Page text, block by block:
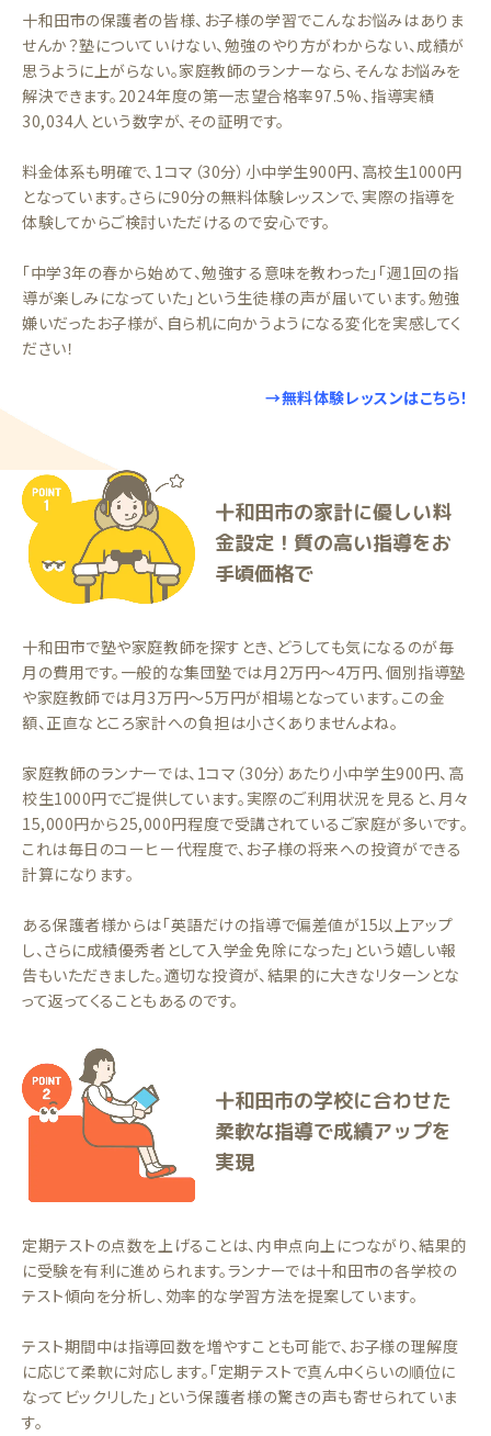
十和田市の保護者の皆様、お子様の学習でこんなお悩みはありま
せんか？塾についていけない、勉強のやり方がわからない、成績が
思うように上がらない。家庭教師のランナーなら、そんなお悩みを
解決できます。2024年度の第一志望合格率97.5%、指導実績
30,034人という数字が、その証明です。
料金体系も明確で、1コマ（30分）小中学生900円、高校生1000円
となっています。さらに90分の無料体験レッスンで、実際の指導を
体験してからご検討いただけるので安心です。
「中学3年の春から始めて、勉強する意味を教わった」「週1回の指
導が楽しみになっていた」という生徒様の声が届いています。勉強
嫌いだったお子様が、自ら机に向かうようになる変化を実感してく
ださい！
→無料体験レッスンはこちら！
十和田市の家計に優しい料
金設定！質の高い指導をお
手頃価格で
十和田市で塾や家庭教師を探すとき、どうしても気になるのが毎
月の費用です。一般的な集団塾では月2万円〜4万円、個別指導塾
や家庭教師では月3万円〜5万円が相場となっています。この金
額、正直なところ家計への負担は小さくありませんよね。
家庭教師のランナーでは、1コマ（30分）あたり小中学生900円、高
校生1000円でご提供しています。実際のご利用状況を見ると、月々
15,000円から25,000円程度で受講されているご家庭が多いです。
これは毎日のコーヒー代程度で、お子様の将来への投資ができる
計算になります。
ある保護者様からは「英語だけの指導で偏差値が15以上アップ
し、さらに成績優秀者として入学金免除になった」という嬉しい報
告もいただきました。適切な投資が、結果的に大きなリターンとな
って返ってくることもあるのです。
十和田市の学校に合わせた
柔軟な指導で成績アップを
実現
定期テストの点数を上げることは、内申点向上につながり、結果的
に受験を有利に進められます。ランナーでは十和田市の各学校の
テスト傾向を分析し、効率的な学習方法を提案しています。
テスト期間中は指導回数を増やすことも可能で、お子様の理解度
に応じて柔軟に対応します。「定期テストで真ん中くらいの順位に
なってビックリした」という保護者様の驚きの声も寄せられていま
す。